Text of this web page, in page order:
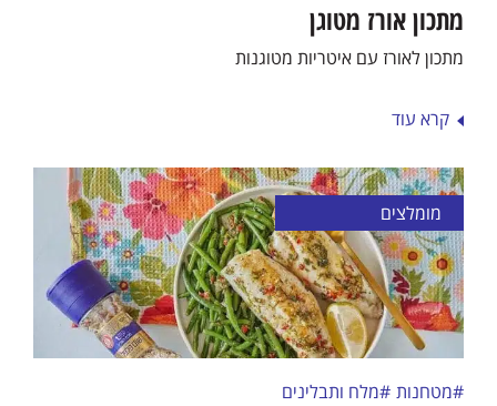
מתכון אורז מטוגן
מתכון לאורז עם איטריות מטוגנות
קרא עוד
מומלצים
#מטחנות #מלח ותבלינים